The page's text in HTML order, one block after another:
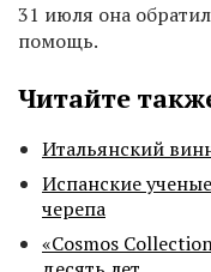
31 июля она
помощь.
Читайте
Итальянский
Испанские
черепа
«Cosmos